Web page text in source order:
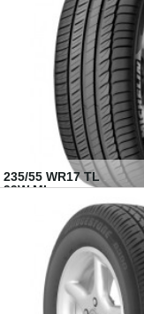
235/55 WR17 TL
99W MI...